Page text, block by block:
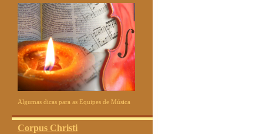
Algumas dicas para as Equipes de Música
Corpus Christi